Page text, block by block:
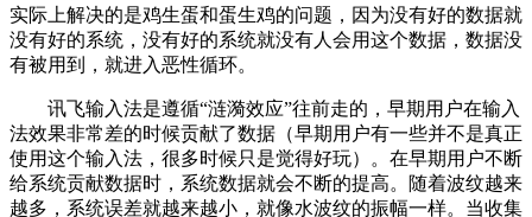
实际上解决的是鸡生蛋和蛋生鸡的问题，因为没有好的数据就
没有好的系统，没有好的系统就没有人会用这个数据，数据没
有被用到，就进入恶性循环。
讯飞输入法是遵循“涟漪效应”往前走的，早期用户在输入
法效果非常差的时候贡献了数据（早期用户有一些并不是真正
使用这个输入法，很多时候只是觉得好玩）。在早期用户不断
给系统贡献数据时，系统数据就会不断的提高。随着波纹越来
越多，系统误差就越来越小，就像水波纹的振幅一样。当收集